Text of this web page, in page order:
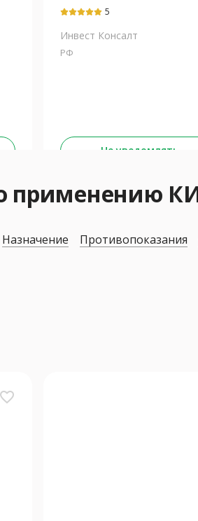
5
Инвест Консалт
РФ
Не уведомлять
применению
Назначение Противопоказания
favorite_border